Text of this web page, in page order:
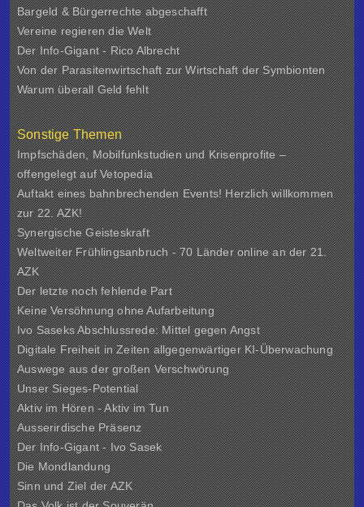
Bargeld & Bürgerrechte abgeschafft
Vereine regieren die Welt
Der Info-Gigant - Rico Albrecht
Von der Parasitenwirtschaft zur Wirtschaft der Symbionten
Warum überall Geld fehlt
Sonstige Themen
Impfschäden, Mobilfunkstudien und Krisenprofite –
offengelegt auf Vetopedia
Auftakt eines bahnbrechenden Events! Herzlich willkommen
zur 22. AZK!
Synergische Geisteskraft
Weltweiter Frühlingsanbruch - 70 Länder online an der 21.
AZK
Der letzte noch fehlende Part
Keine Versöhnung ohne Aufarbeitung
Ivo Saseks Abschlussrede: Mittel gegen Angst
Digitale Freiheit in Zeiten allgegenwärtiger KI-Überwachung
Auswege aus der großen Verschwörung
Unser Sieges-Potential
Aktiv im Hören - Aktiv im Tun
Ausserirdische Präsenz
Der Info-Gigant - Ivo Sasek
Die Mondlandung
Sinn und Ziel derAZK